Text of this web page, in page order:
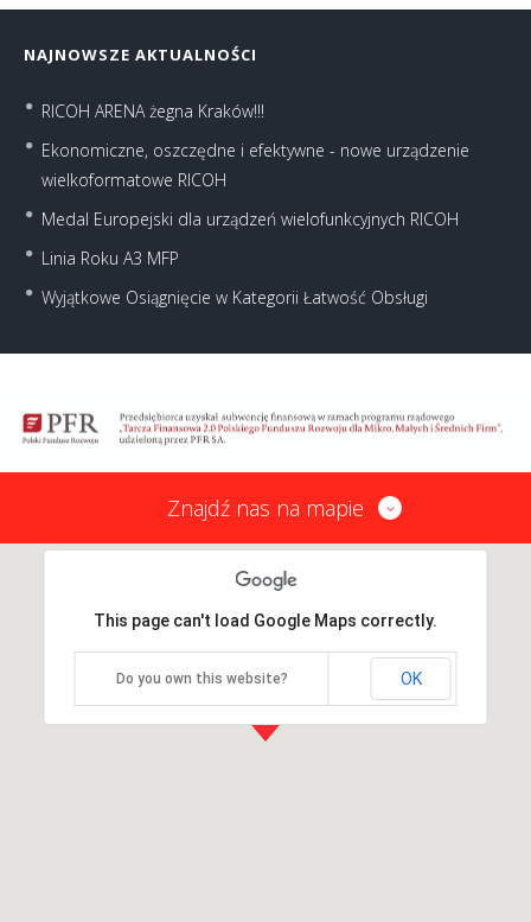
NAJNOWSZE AKTUALNOŚCI
RICOH ARENA żegna Kraków!!!
Ekonomiczne, oszczędne i efektywne - nowe urządzenie
wielkoformatowe RICOH
Medal Europejski dla urządzeń wielofunkcyjnych RICOH
Linia Roku A3 MFP
Wyjątkowe Osiągnięcie w Kategorii Łatwość Obsługi
Znajdź nas na mapie
This page can't load Google Maps correctly.
Do you own this website? OK